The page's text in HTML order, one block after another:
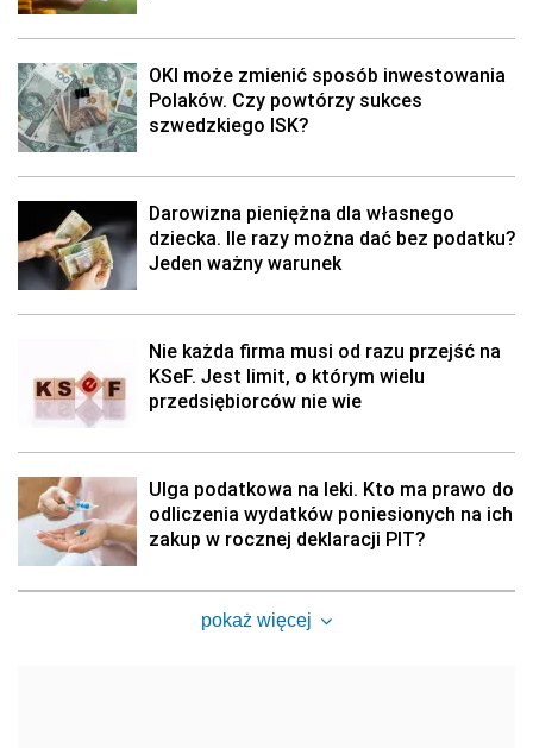
OKI może zmienić sposób inwestowania
Polaków. Czy powtórzy sukces
szwedzkiego ISK?
Darowizna pieniężna dla własnego
dziecka. Ile razy można dać bez podatku?
Jeden ważny warunek
Nie każda firma musi od razu przejść na
KSeF. Jest limit, o którym wielu
przedsiębiorców nie wie
Ulga podatkowa na leki. Kto ma prawo do
odliczenia wydatków poniesionych na ich
zakup w rocznej deklaracji PIT?
pokaż więcej